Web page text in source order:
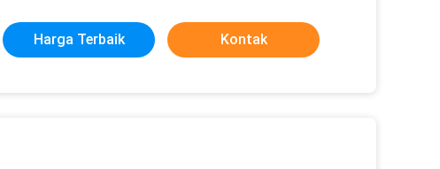
Harga Terbaik Kontak